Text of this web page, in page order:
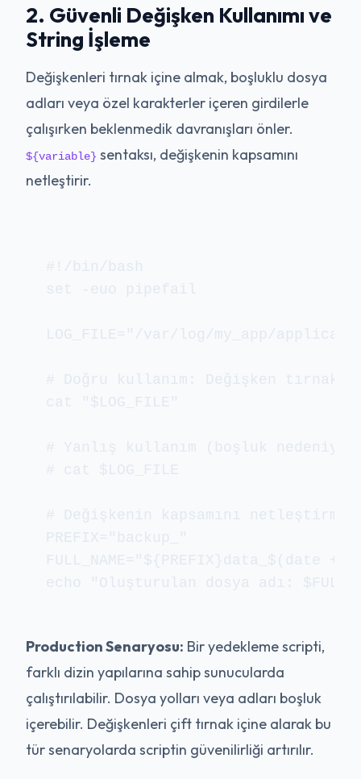
2. Güvenli Değişken Kullanımı ve
String İşleme
Değişkenleri tırnak içine almak, boşluklu dosya
adları veya özel karakterler içeren girdilerle
çalışırken beklenmedik davranışları önler.
${variable} sentaksı, değişkenin kapsamını
netleştirir.
Production Senaryosu: Bir yedekleme scripti,
farklı dizin yapılarına sahip sunucularda
çalıştırılabilir. Dosya yolları veya adları boşluk
içerebilir. Değişkenleri çift tırnak içine alarak bu
tür senaryolarda scriptin güvenilirliği artırılır.